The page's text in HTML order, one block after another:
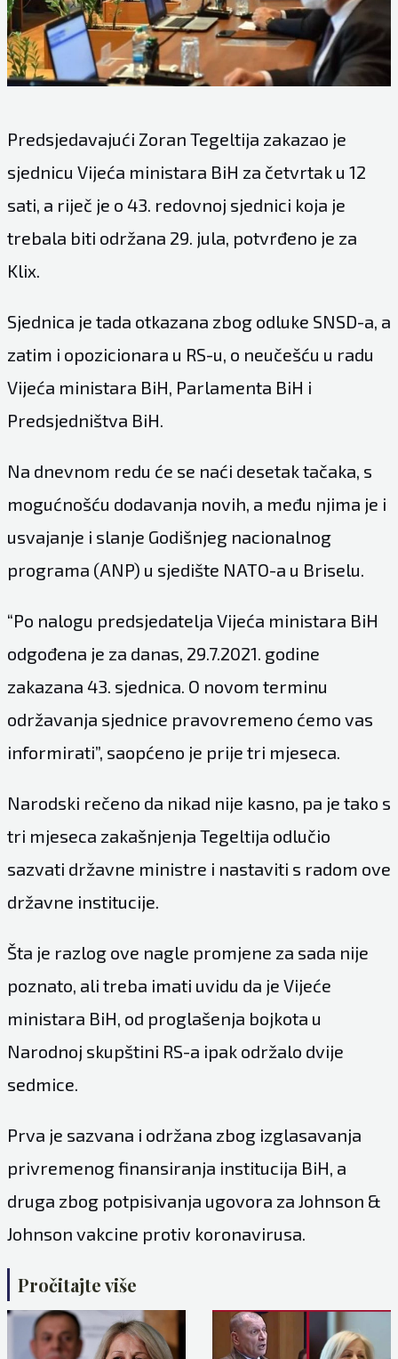
Predsjedavajući Zoran Tegeltija zakazao je
sjednicu Vijeća ministara BiH za četvrtak u 12
sati, a riječ je o 43. redovnoj sjednici koja je
trebala biti održana 29. jula, potvrđeno je za
Klix.
Sjednica je tada otkazana zbog odluke SNSD-a, a
zatim i opozicionara u RS-u, o neučešću u radu
Vijeća ministara BiH, Parlamenta BiH i
Predsjedništva BiH.
Na dnevnom redu će se naći desetak tačaka, s
mogućnošću dodavanja novih, a među njima je i
usvajanje i slanje Godišnjeg nacionalnog
programa (ANP) u sjedište NATO-a u Briselu.
“Po nalogu predsjedatelja Vijeća ministara BiH
odgođena je za danas, 29.7.2021. godine
zakazana 43. sjednica. O novom terminu
održavanja sjednice pravovremeno ćemo vas
informirati”, saopćeno je prije tri mjeseca.
Narodski rečeno da nikad nije kasno, pa je tako s
tri mjeseca zakašnjenja Tegeltija odlučio
sazvati državne ministre i nastaviti s radom ove
državne institucije.
Šta je razlog ove nagle promjene za sada nije
poznato, ali treba imati uvidu da je Vijeće
ministara BiH, od proglašenja bojkota u
Narodnoj skupštini RS-a ipak održalo dvije
sedmice.
Prva je sazvana i održana zbog izglasavanja
privremenog finansiranja institucija BiH, a
druga zbog potpisivanja ugovora za Johnson &
Johnson vakcine protiv koronavirusa.
Pročitajte više